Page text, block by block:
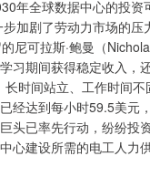
年全球数据中心的投
加剧了劳动力市场的
尼可拉斯·鲍曼（
习期间获得稳定收入
时间站立、工作时间
经达到每小时59.5美元
头已率先行动，纷纷
心建设所需的电工人